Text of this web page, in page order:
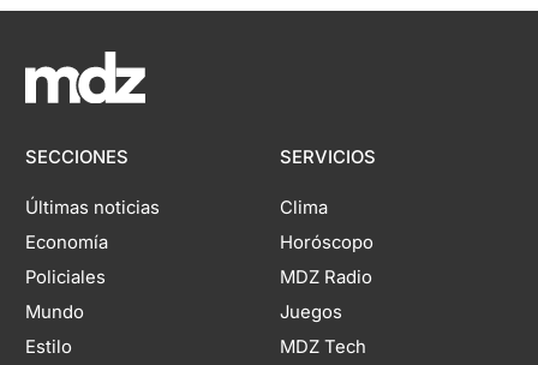
SECCIONES
Últimas noticias
Economía
Policiales
Mundo
Estilo
SERVICIOS
Clima
Horóscopo
MDZ Radio
Juegos
MDZ Tech